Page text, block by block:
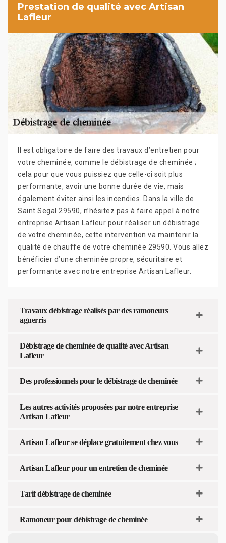
Prestation de qualité avec Artisan
Lafleur
Il est obligatoire de faire des travaux d’entretien pour
votre cheminée, comme le débistrage de cheminée ;
cela pour que vous puissiez que celle-ci soit plus
performante, avoir une bonne durée de vie, mais
également éviter ainsi les incendies. Dans la ville de
Saint Segal 29590, n’hésitez pas à faire appel à notre
entreprise Artisan Lafleur pour réaliser un débistrage
de votre cheminée, cette intervention va maintenir la
qualité de chauffe de votre cheminée 29590. Vous allez
bénéficier d’une cheminée propre, sécuritaire et
performante avec notre entreprise Artisan Lafleur.
Travaux débistrage réalisés par des ramoneurs
aguerris
Débistrage de cheminée de qualité avec Artisan
Lafleur
Des professionnels pour le débistrage de cheminée
Les autres activités proposées par notre entreprise
Artisan Lafleur
Artisan Lafleur se déplace gratuitement chez vous
Artisan Lafleur pour un entretien de cheminée
Tarif débistrage de cheminée
Ramoneur pour débistrage de cheminée